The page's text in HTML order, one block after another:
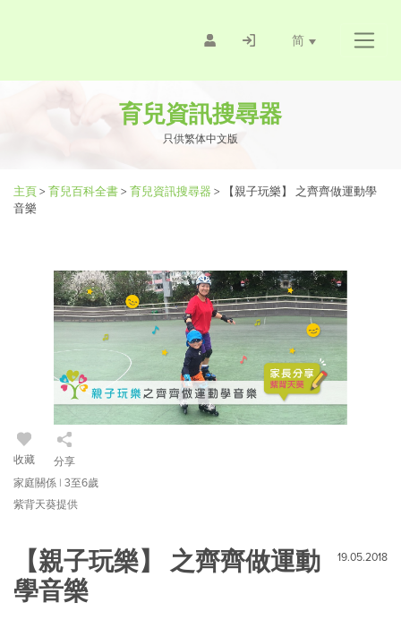
简
育兒資訊搜尋器
只供繁体中文版
主頁> 育兒百科全書> 育兒資訊搜尋器 >
【親子玩樂】 之齊齊做運動學
音樂
收藏
分享
家庭關係 | 3至6歲
紫背天葵提供
【親子玩樂】 之齊齊做運動
學音樂
19.05.2018